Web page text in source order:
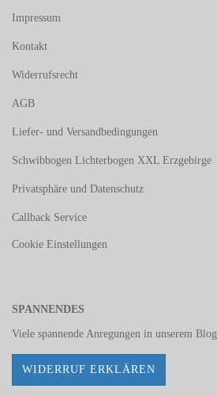
Impressum
Kontakt
Widerrufsrecht
AGB
Liefer- und Versandbedingungen
Schwibbogen Lichterbogen XXL Erzgebirge
Privatsphäre und Datenschutz
Callback Service
Cookie Einstellungen
SPANNENDES
Viele spannende Anregungen in unserem Blog
WIDERRUF ERKLÄREN